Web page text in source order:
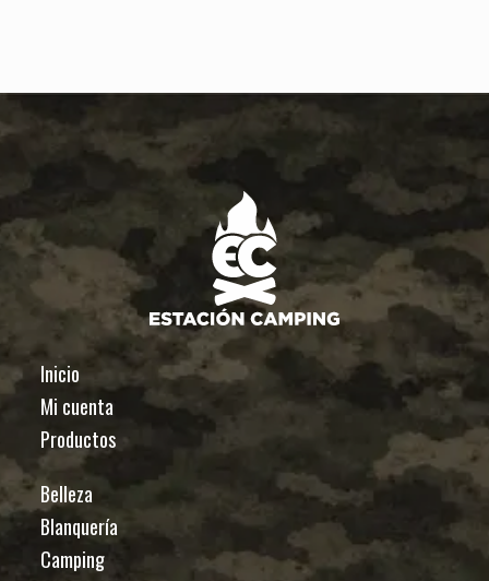
Inicio
Mi cuenta
Productos
Belleza
Blanquería
Camping